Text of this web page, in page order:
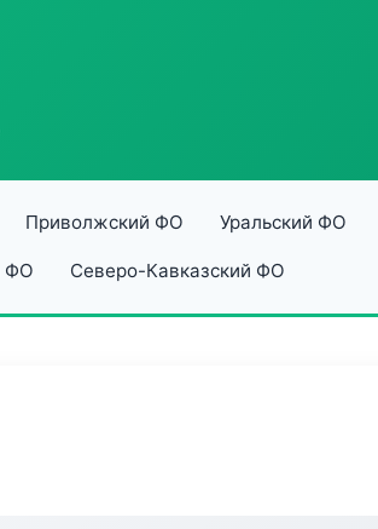
Приволжский ФО Уральский ФО
ФО Северо-Кавказский ФО